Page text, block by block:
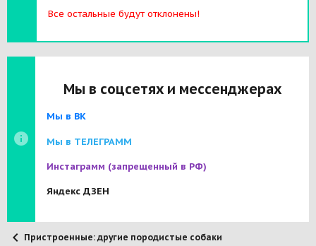
Все остальные будут отклонены!
Мы в соцсетях и мессенджерах
Мы в ВК
Мы в ТЕЛЕГРАММ
Инстаграмм (запрещенный в РФ)
Яндекс ДЗЕН
Пристроенные: другие породистые собаки